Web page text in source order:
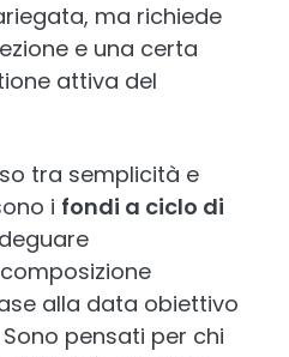
ma richiede
e una certa
attiva del
tra semplicità e
i fondi a ciclo di
alla data obiettivo
Sono pensati per chi